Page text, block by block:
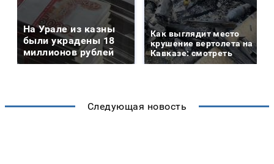
На Урале из казны
были украдены 18
миллионов рублей
Как выглядит место
крушение вертолета на
Кавказе: смотреть
Следующая новость